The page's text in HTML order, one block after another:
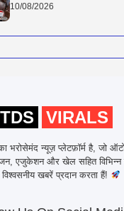
10/08/2026
TDS VIRALS
भरोसेमंद न्यूज़ प्लेटफ़ॉर्म है, जो
एजुकेशन और खेल सहित विभिन्न
खबरें प्रदान करता हैं!